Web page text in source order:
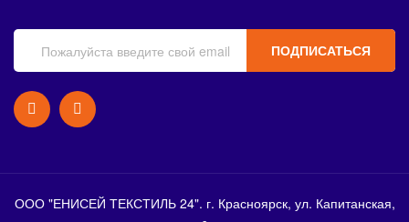
ПОДПИСАТЬСЯ
ООО "ЕНИСЕЙ ТЕКСТИЛЬ 24". г. Красноярск, ул. Капитанская,